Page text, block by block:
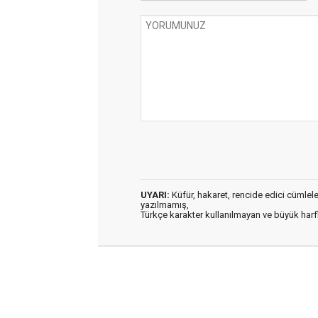
UYARI: Küfür, hakaret, rencide edici
yazılmamış,
Türkçe karakter kullanılmayan ve büyük